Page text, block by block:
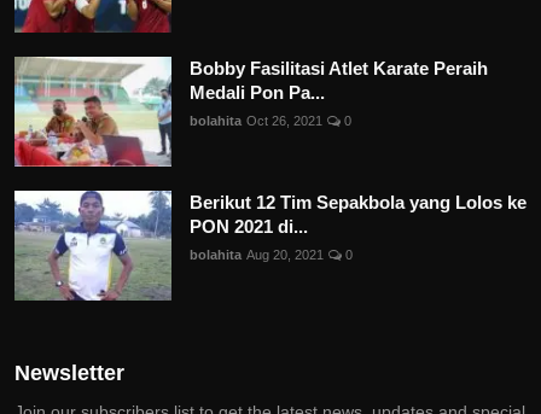
Bobby Fasilitasi Atlet Karate Peraih
Medali Pon Pa...
bolahita Oct 26, 2021 0
Berikut 12 Tim Sepakbola yang Lolos ke
PON 2021 di...
bolahita Aug 20, 2021 0
Newsletter